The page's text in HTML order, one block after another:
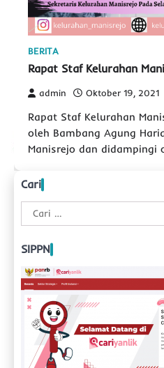
BERITA
Rapat Staf Kelurahan
admin Oktober 19, 2021
Rapat Staf Kelurahan
oleh Bambang Agung
Manisrejo dan didampingi
Cari
Cari
untuk:
SIPPN